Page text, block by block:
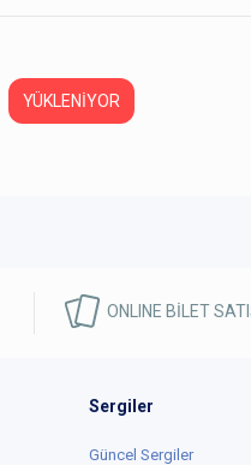
YÜKLENİYOR
ONLINE BİLET
Sergiler
Güncel Sergiler